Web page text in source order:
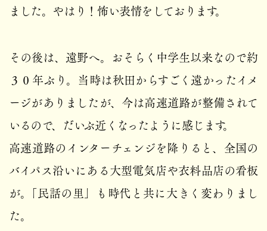
ました。やはり！怖い表情をしております。
その後は、遠野へ。おそらく中学生以来なので約
３０年ぶり。当時は秋田からすごく遠かったイメ
ージがありましたが、今は高速道路が整備されて
いるので、だいぶ近くなったように感じます。
高速道路のインターチェンジを降りると、全国の
バイパス沿いにある大型電気店や衣料品店の看板
が。「民話の里」も時代と共に大きく変わりまし
た。